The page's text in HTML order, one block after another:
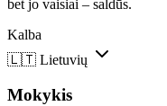
bet jo vaisiai – saldūs.
Kalba
🇱🇹 Lietuvių
Mokykis